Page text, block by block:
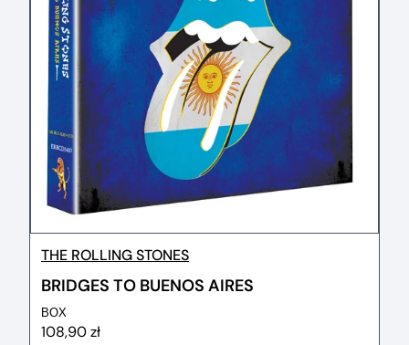
THE ROLLING STONES
BRIDGES TO BUENOS AIRES
BOX
108,90 zł